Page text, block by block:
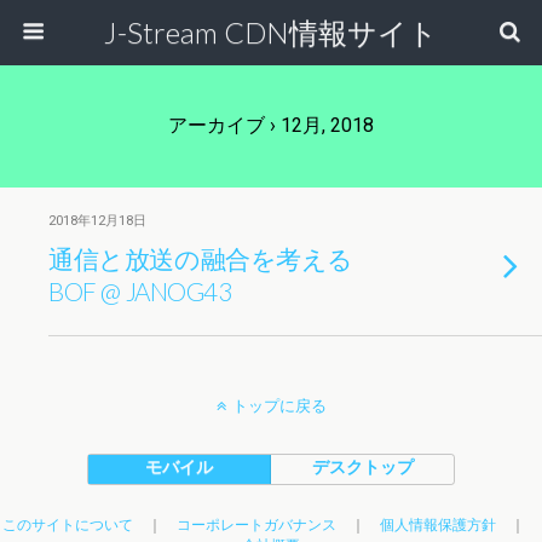
J-Stream CDN情報サイト
アーカイブ › 12月, 2018
2018年12月18日
通信と放送の融合を考える
BOF @ JANOG43
トップに戻る
モバイル デスクトップ
このサイトについて コーポレートガバナンス 個人情報保護方針